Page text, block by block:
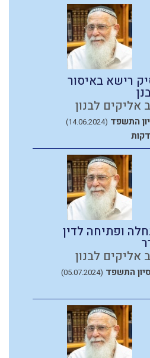
רישא באיסור
אליקים לבנון
התשפד (14.06.2024)
ופתיחה לדין
אליקים לבנון
התשפד (05.07.2024)